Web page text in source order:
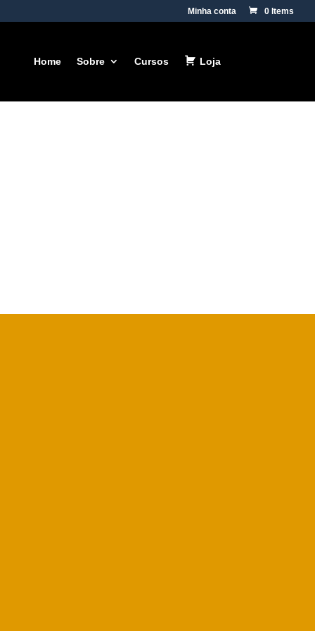
Minha conta 0 Items
Home Sobre Cursos Loja